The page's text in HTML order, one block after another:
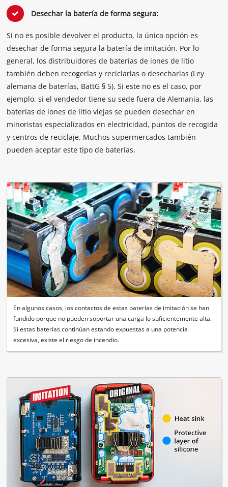
Desechar la batería de forma segura:
Si no es posible devolver el producto, la única opción es
desechar de forma segura la batería de imitación. Por lo
general, los distribuidores de baterías de iones de litio
también deben recogerlas y reciclarlas o desecharlas (Ley
alemana de baterías, BattG § 5). Si este no es el caso, por
ejemplo, si el vendedor tiene su sede fuera de Alemania, las
baterías de iones de litio viejas se pueden desechar en
minoristas especializados en electricidad, puntos de recogida
y centros de reciclaje. Muchos supermercados también
pueden aceptar este tipo de baterías.
En algunos casos, los contactos de estas baterías de imitación se han
fundido porque no pueden soportar una carga lo suficientemente alta.
Si estas baterías continúan estando expuestas a una potencia
excesiva, existe el riesgo de incendio.